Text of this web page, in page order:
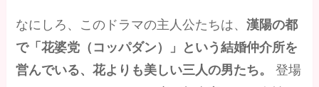
なにしろ、このドラマの主人公たちは、漢陽の都
で「花婆党（コッパダン）」という結婚仲介所を
営んでいる、花よりも美しい三人の男たち。
登場